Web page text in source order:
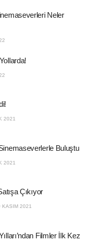
Neler
2021
Buluştu
2021
Çıkıyor
KASIM 2021
Filmler İlk Kez